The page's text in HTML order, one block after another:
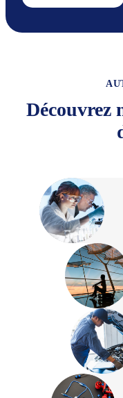
Découvrez